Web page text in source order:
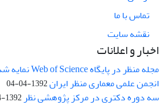
تماس با ما
نقشه سایت
اخبار و اعلانات
مجله منظر در پایگاه Web of Science نمایه شد.
انجمن علمی معماری منظر ایران1392-04-04
سه دوره دکتری در مرکز پژوهشی نظر1392-04-04